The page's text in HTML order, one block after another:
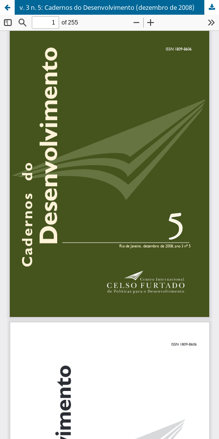
v. 3 n. 5: Cadernos do Desenvolvimento (dezembro de 2008)